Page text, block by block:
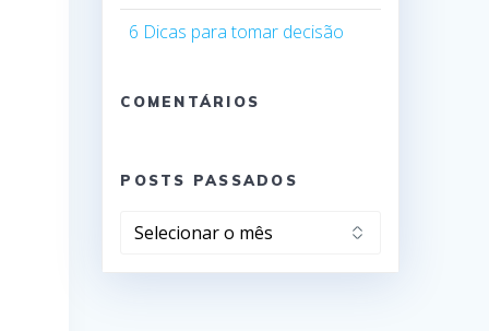
6 Dicas para tomar decisão
COMENTÁRIOS
POSTS PASSADOS